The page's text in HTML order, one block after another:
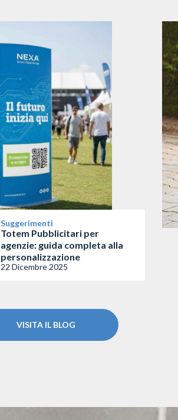
Suggerimenti
Totem Pubblicitari per
agenzie: guida completa alla
personalizzazione
22 Dicembre 2025
VISITA IL BLOG